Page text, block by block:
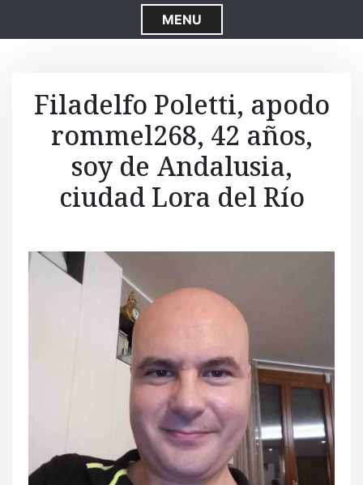
S
k
o
c
o
n
e
MENU
Filadelfo Poletti, apodo
rommel268, 42 años,
soy de Andalusia,
ciudad Lora del Río